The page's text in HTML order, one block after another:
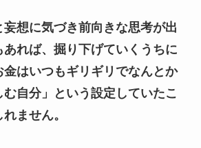
想に気づき前向きな思考が出
れば、掘り下げていくうちに
金はいつもギリギリでなんとか
自分」という設定していたこ
ません。